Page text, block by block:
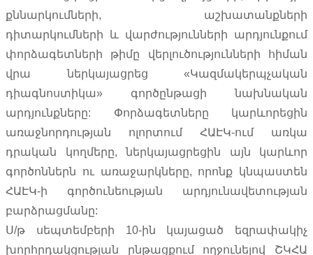
քննարկումների, աշխատանքների
դիտարկումների և վարժությունների արդյունքում
փորձագետների թիմը վերլուծությունների հիման
վրա ներկայացրեց «Կազմակերպչական
դիագնոստիկա» գործընթացի նախնական
արդյունքները: Փորձագետները կարևորեցին
առաջնորդության ոլորտում ՀԱԷԿ-ում առկա
դրական կողմերը, ներկայացրեցին այն կարևոր
գործոններն ու առաջարկները, որոնք կնպաստեն
ՀԱԷԿ-ի գործունեության արդյունավետության
բարձրացմանը:
Ս/թ սեպտեմբերի 10-ին կայացած եզրափակիչ
խորհրդակցության ընթացքում ողջունելով ՇԿՀԱ